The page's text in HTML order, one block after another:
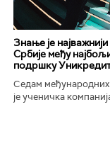
Знање је
Србије међу
подршку
Седам међународних
је ученичка